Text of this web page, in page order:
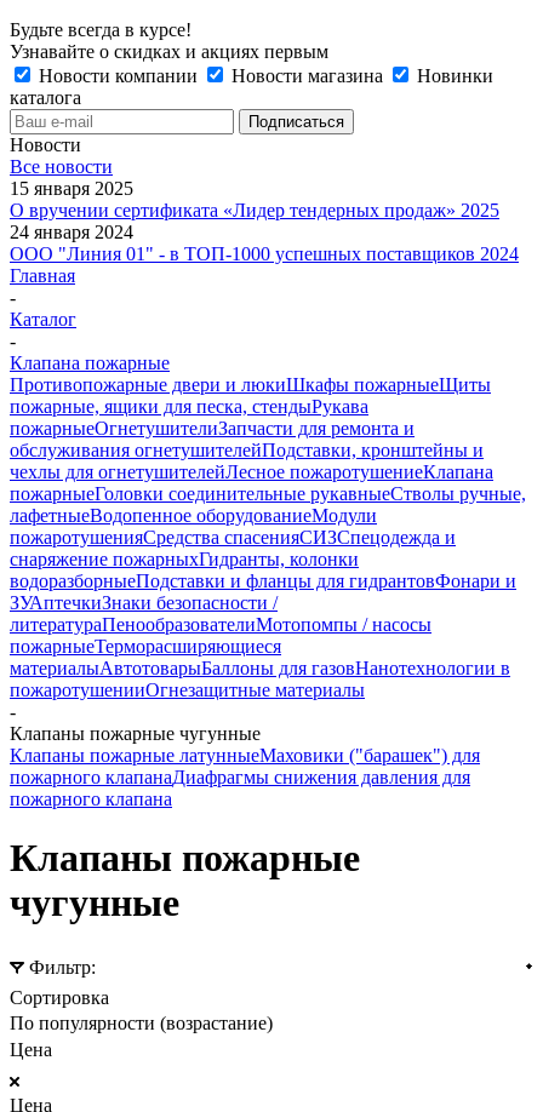
Будьте всегда в курсе!
Узнавайте о скидках и акциях первым
Новости компании
Новости магазина
Новинки
каталога
Новости
Все новости
15 января 2025
О вручении сертификата «Лидер тендерных продаж» 2025
24 января 2024
ООО "Линия 01" - в ТОП-1000 успешных поставщиков 2024
Главная
-
Каталог
-
Клапана пожарные
Противопожарные двери и люкиШкафы пожарныеЩиты
пожарные, ящики для песка, стендыРукава
пожарныеОгнетушителиЗапчасти для ремонта и
обслуживания огнетушителейПодставки, кронштейны и
чехлы для огнетушителейЛесное пожаротушениеКлапана
пожарныеГоловки соединительные рукавныеСтволы ручные,
лафетныеВодопенное оборудованиеМодули
пожаротушенияСредства спасенияСИЗСпецодежда и
снаряжение пожарныхГидранты, колонки
водоразборныеПодставки и фланцы для гидрантовФонари и
ЗУАптечкиЗнаки безопасности /
литератураПенообразователиМотопомпы / насосы
пожарныеТерморасширяющиеся
материалыАвтотоварыБаллоны для газовНанотехнологии в
пожаротушенииОгнезащитные материалы
-
Клапаны пожарные чугунные
Клапаны пожарные латунныеМаховики ("барашек") для
пожарного клапанаДиафрагмы снижения давления для
пожарного клапана
Клапаны пожарные
чугунные
Фильтр:
Сортировка
По популярности (возрастание)
Цена
Цена